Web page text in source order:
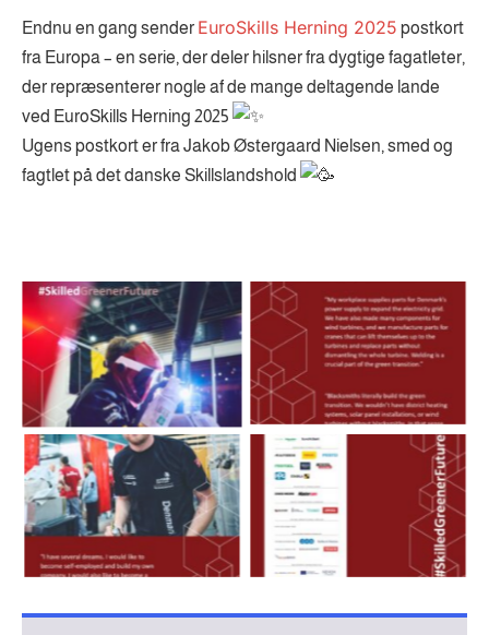
Endnu en gang sender EuroSkills Herning 2025 postkort
fra Europa – en serie, der deler hilsner fra dygtige fagatleter,
der repræsenterer nogle af de mange deltagende lande
ved EuroSkills Herning 2025
Ugens postkort er fra Jakob Østergaard Nielsen, smed og
fagtlet på det danske Skillslandshold